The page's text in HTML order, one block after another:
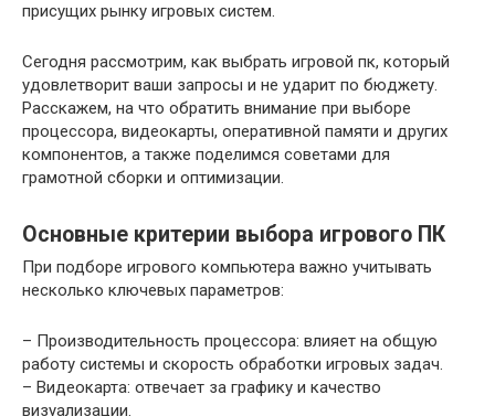
присущих рынку игровых систем.
Сегодня рассмотрим, как выбрать игровой пк, который
удовлетворит ваши запросы и не ударит по бюджету.
Расскажем, на что обратить внимание при выборе
процессора, видеокарты, оперативной памяти и других
компонентов, а также поделимся советами для
грамотной сборки и оптимизации.
Основные критерии выбора игрового ПК
При подборе игрового компьютера важно учитывать
несколько ключевых параметров:
– Производительность процессора: влияет на общую
работу системы и скорость обработки игровых задач.
– Видеокарта: отвечает за графику и качество
визуализации.